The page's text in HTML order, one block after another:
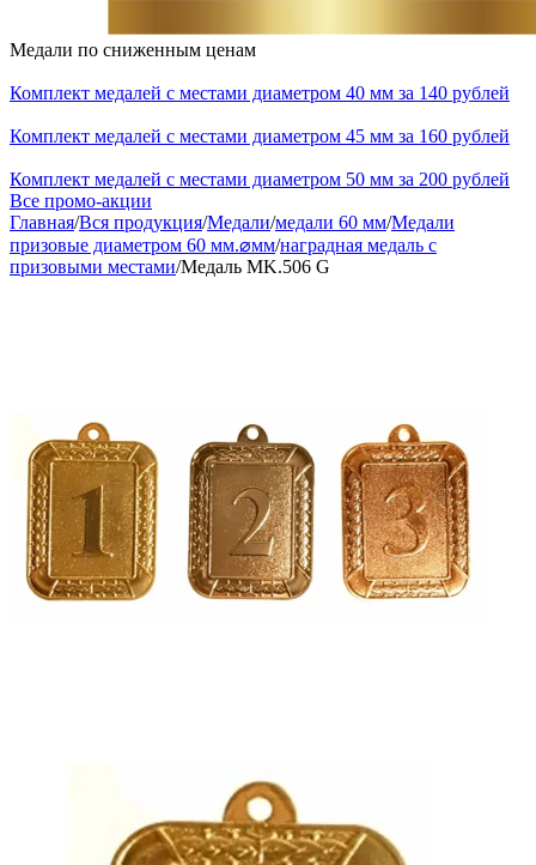
Медали по сниженным ценам
Комплект медалей с местами диаметром 40 мм за 140 рублей
Комплект медалей с местами диаметром 45 мм за 160 рублей
Комплект медалей с местами диаметром 50 мм за 200 рублей
Все промо-акции
Главная/Вся продукция/Медали/медали 60 мм/Медали
призовые диаметром 60 мм.⌀мм/наградная медаль с
призовыми местами/Медаль MK.506 G